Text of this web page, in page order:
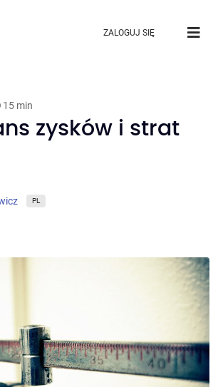
ZALOGUJ SIĘ
15 min
zysków i strat
PL